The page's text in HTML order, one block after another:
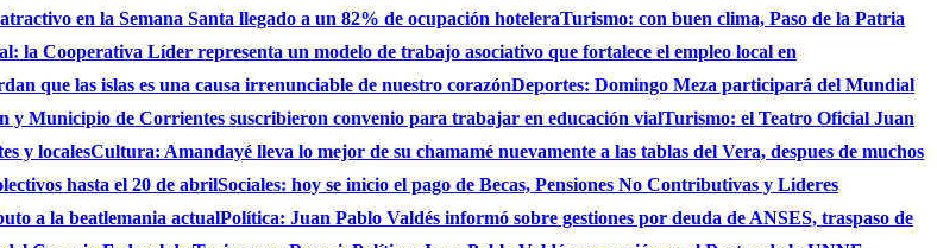
en la Semana Santa llegado a un 82% de ocupación hoteleraTurismo: con buen clima, Paso de la Patria
la Cooperativa Líder representa un modelo de trabajo asociativo que fortalece el empleo local en
que las islas es una causa irrenunciable de nuestro corazónDeportes: Domingo Meza participará del Mundial
y Municipio de Corrientes suscribieron convenio para trabajar en educación vialTurismo: el Teatro Oficial Juan
y localesCultura: Amandayé lleva lo mejor de su chamamé nuevamente a las tablas del Vera, despues de muchos
hasta el 20 de abrilSociales: hoy se inicio el pago de Becas, Pensiones No Contributivas y Lideres
a la beatlemania actualPolítica: Juan Pablo Valdés informó sobre gestiones por deuda de ANSES, traspaso de